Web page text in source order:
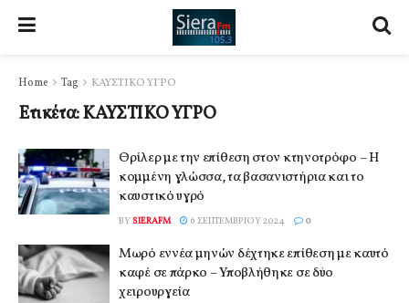
Home Tag ΚΑΥΣΤΙΚΟ ΥΓΡΟ
Ετικέτα:ΚΑΥΣΤΙΚΟ ΥΓΡΟ
Θρίλερ με την επίθεση στον κτηνοτρόφο – Η
κομμένη γλώσσα, τα βασανιστήρια και το
καυστικό υγρό
BY SIERAFM 6 ΣΕΠΤΕΜΒΡΊΟΥ 2024 0
Μωρό εννέα μηνών δέχτηκε επίθεση με καυτό
καφέ σε πάρκο – Υποβλήθηκε σε δύο
χειρουργεία